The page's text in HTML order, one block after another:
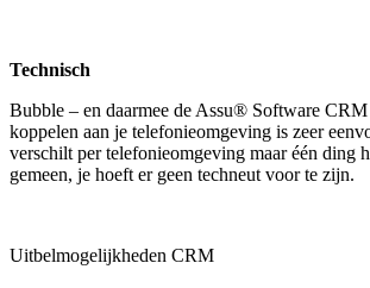
Technisch
Bubble – en daarmee de Assu® Software
koppelen aan je telefonieomgeving is zeer
verschilt per telefonieomgeving maar één ding
gemeen, je hoeft er geen techneut voor te zijn.
Uitbelmogelijkheden CRM